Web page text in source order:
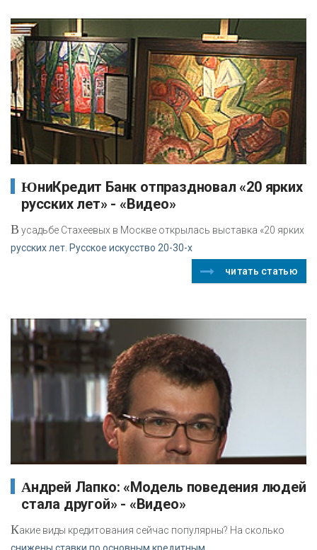
ЮниКредит Банк отпраздновал «20 ярких
русских лет» - «Видео»
В усадьбе Стахеевых в Москве открылась выставка «20 ярких
русских лет. Русское искусство 20-30-х
читать статью
Андрей Лапко: «Модель поведения людей
стала другой» - «Видео»
Какие виды кредитования сейчас популярны? На сколько